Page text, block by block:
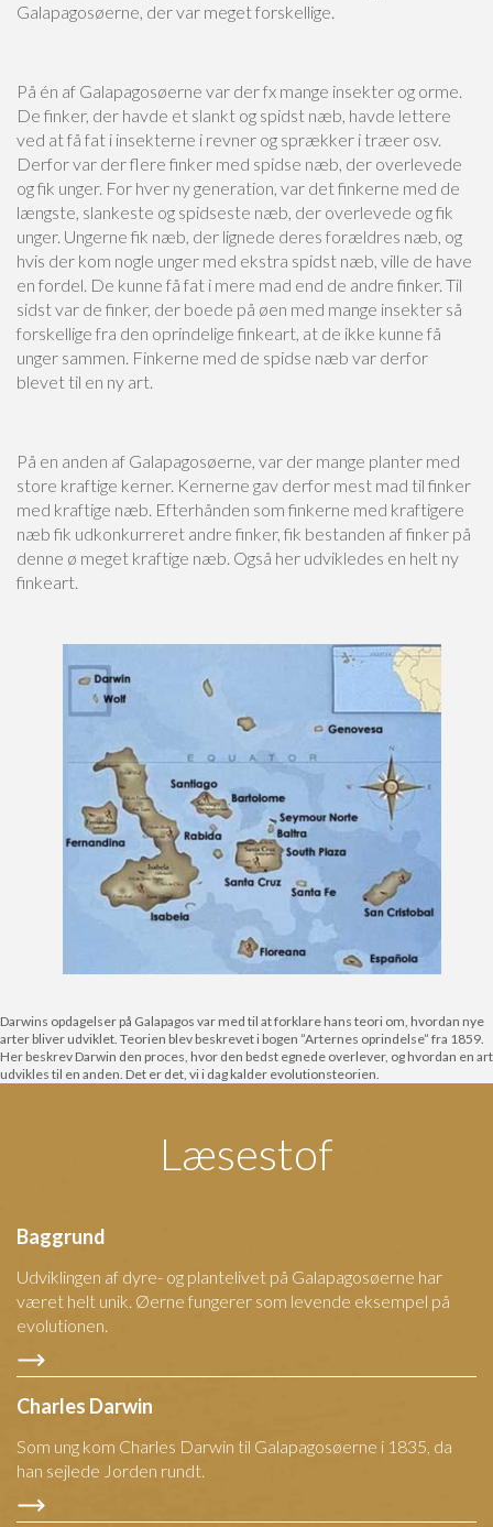
Galapagosøerne, der var meget forskellige.
På én af Galapagosøerne var der fx mange insekter og orme.
De finker, der havde et slankt og spidst næb, havde lettere
ved at få fat i insekterne i revner og sprækker i træer osv.
Derfor var der flere finker med spidse næb, der overlevede
og fik unger. For hver ny generation, var det finkerne med de
længste, slankeste og spidseste næb, der overlevede og fik
unger. Ungerne fik næb, der lignede deres forældres næb, og
hvis der kom nogle unger med ekstra spidst næb, ville de have
en fordel. De kunne få fat i mere mad end de andre finker. Til
sidst var de finker, der boede på øen med mange insekter så
forskellige fra den oprindelige finkeart, at de ikke kunne få
unger sammen. Finkerne med de spidse næb var derfor
blevet til en ny art.
På en anden af Galapagosøerne, var der mange planter med
store kraftige kerner. Kernerne gav derfor mest mad til finker
med kraftige næb. Efterhånden som finkerne med kraftigere
næb fik udkonkurreret andre finker, fik bestanden af finker på
denne ø meget kraftige næb. Også her udvikledes en helt ny
finkeart.
Darwins opdagelser på Galapagos var med til at forklare hans teori om, hvordan nye
arter bliver udviklet. Teorien blev beskrevet i bogen ”Arternes oprindelse” fra 1859.
Her beskrev Darwin den proces, hvor den bedst egnede overlever, og hvordan en art
udvikles til en anden. Det er det, vi i dag kalder evolutionsteorien.
Læsestof
Baggrund
Udviklingen af dyre- og plantelivet på Galapagosøerne har
været helt unik. Øerne fungerer som levende eksempel på
evolutionen.
Charles Darwin
Som ung kom Charles Darwin til Galapagosøerne i 1835, da
han sejlede Jorden rundt.